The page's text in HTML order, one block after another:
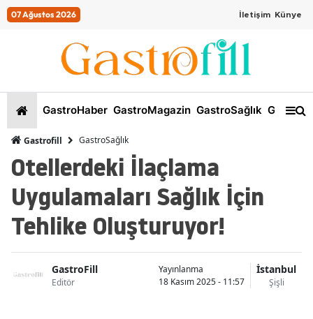
07 Ağustos 2026 İletişim Künye
GastroHaber GastroMagazin GastroSağlık
Gastrofill GastroSağlık
Otellerdeki İlaçlama
Uygulamaları Sağlık İçin
Tehlike Oluşturuyor!
GastroFill
Editör
Yayınlanma
18 Kasım 2025 - 11:57
İstanbul
Şişli